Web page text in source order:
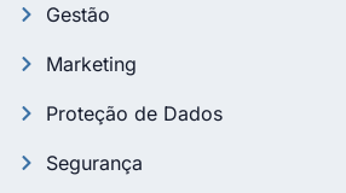
Gestão
Marketing
Proteção de Dados
Segurança